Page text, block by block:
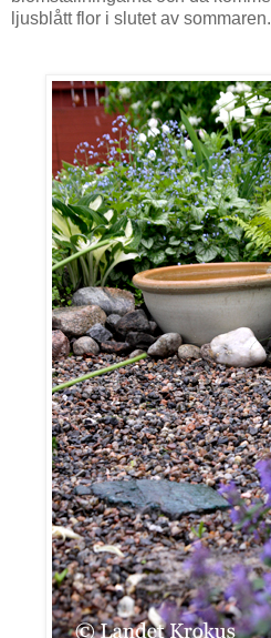
ljusblått flor i slutet av sommaren.